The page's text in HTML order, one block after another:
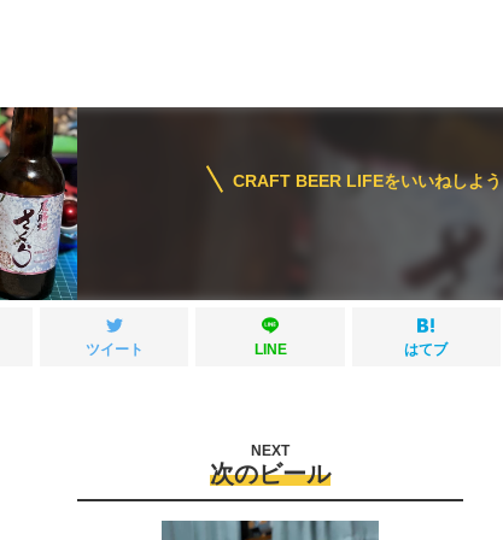
CRAFT BEER LIFEをいいねしよう
ツイート LINE はてブ
次のビール
NEXT